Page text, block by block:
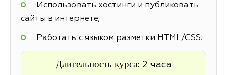
Использовать хостинги и публиковать
сайты в интернете;
Работать с языком разметки HTML/CSS.
Длительность курса: 2 часа